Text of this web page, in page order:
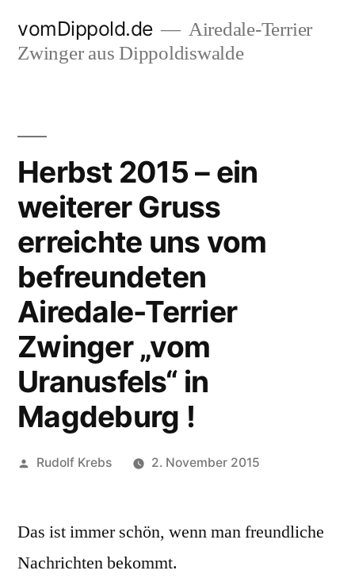
Inhalt
vomDippold.de
Airedale-Terrier
Zwinger aus Dippoldiswalde
Herbst 2015 – ein
weiterer Gruss
erreichte uns vom
befreundeten
Airedale-Terrier
Zwinger „vom
Uranusfels“ in
Magdeburg !
Veröffentlicht
Rudolf Krebs 2. November 2015
Das ist immer schön, wenn man freundliche
Nachrichten bekommt.